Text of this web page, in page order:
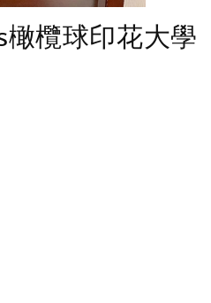
欖球印花大學